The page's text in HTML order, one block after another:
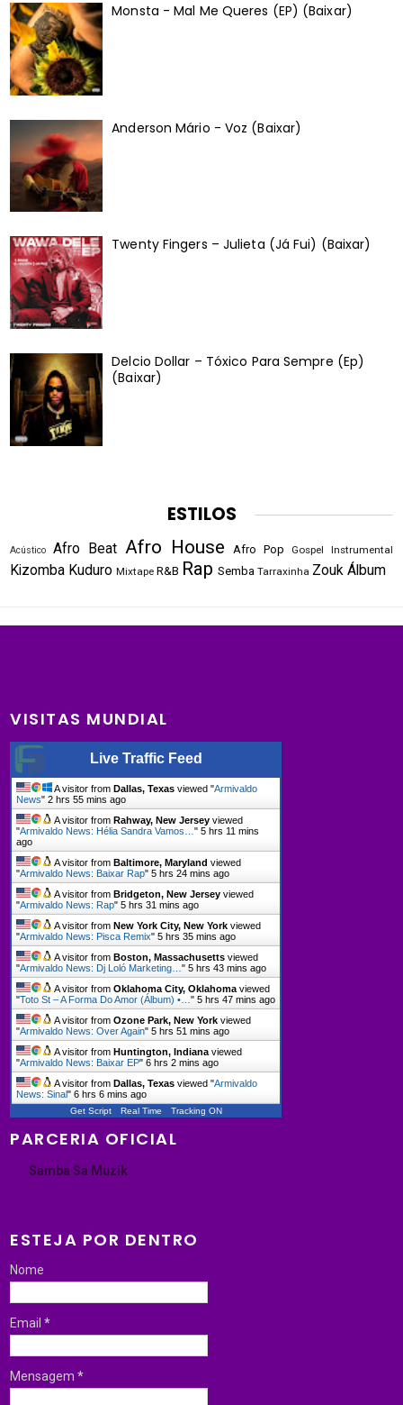
Monsta - Mal Me Queres (EP) (Baixar)
Anderson Mário - Voz (Baixar)
Twenty Fingers – Julieta (Já Fui) (Baixar)
Delcio Dollar – Tóxico Para Sempre (Ep)
(Baixar)
ESTILOS
Acústico Afro Beat Afro House Afro Pop Gospel Instrumental
Kizomba Kuduro Mixtape R&B Rap Semba Tarraxinha Zouk Álbum
VISITAS MUNDIAL
Live Traffic Feed
A visitor fromDallas, Texas viewed "Armivaldo
News"2 hrs 55 mins ago
A visitor fromRahway, New Jersey viewed
"Armivaldo News: Hélia Sandra Vamos…"5 hrs 11 mins
ago
A visitor fromBaltimore, Maryland viewed
"Armivaldo News: Baixar Rap"5 hrs 24 mins ago
A visitor fromBridgeton, New Jersey viewed
"Armivaldo News: Rap"5 hrs 31 mins ago
A visitor fromNew York City, New York viewed
"Armivaldo News: Pisca Remix"5 hrs 35 mins ago
A visitor fromBoston, Massachusetts viewed
"Armivaldo News: Dj Loló Marketing…"5 hrs 43 mins ago
A visitor fromOklahoma City, Oklahoma viewed
"Toto St – A Forma Do Amor (Álbum) •…"5 hrs 47 mins ago
A visitor fromOzone Park, New York viewed
"Armivaldo News: Over Again"5 hrs 51 mins ago
A visitor fromHuntington, Indiana viewed
"Armivaldo News: Baixar EP"6 hrs 2 mins ago
A visitor fromDallas, Texas viewed "Armivaldo
News: Sinal"6 hrs 6 mins ago
Get Script Real Time Tracking ON
PARCERIA OFICIAL
Samba Sa Muzik
ESTEJA POR DENTRO
Nome
Email*
Mensagem*